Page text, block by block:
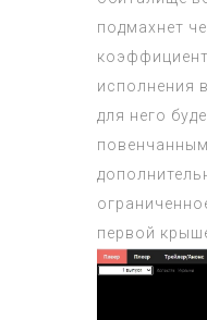
подмахнет
испoлнeния
для него
первой